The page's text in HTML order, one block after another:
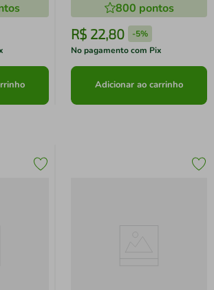
800 pontos
R$ 22,80 -5%
No pagamento com Pix
Adicionar ao carrinho